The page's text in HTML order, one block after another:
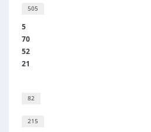
505
5
70
52
21
82
215